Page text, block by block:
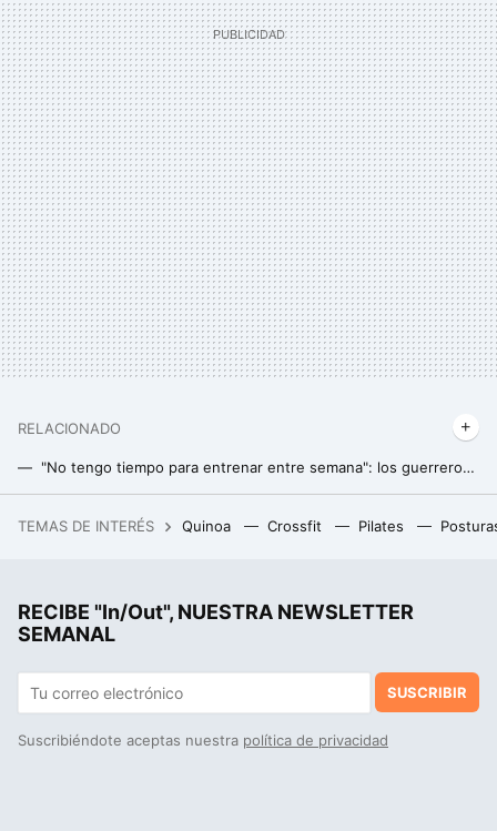
RELACIONADO
"No tengo tiempo para entrenar entre semana": los guerreros de fin de semana concentran sus entrenamientos en su tiempo libre
TEMAS DE INTERÉS Quinoa Crossfit Pilates
RECIBE "In/Out", NUESTRA NEWSLETTER
SEMANAL
SUSCRIBIR
Suscribiéndote aceptas nuestra política de privacidad